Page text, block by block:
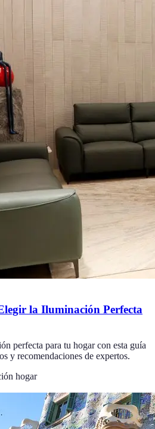
la Iluminación Perfecta
perfecta para tu hogar con esta guía
y recomendaciones de expertos.
hogar